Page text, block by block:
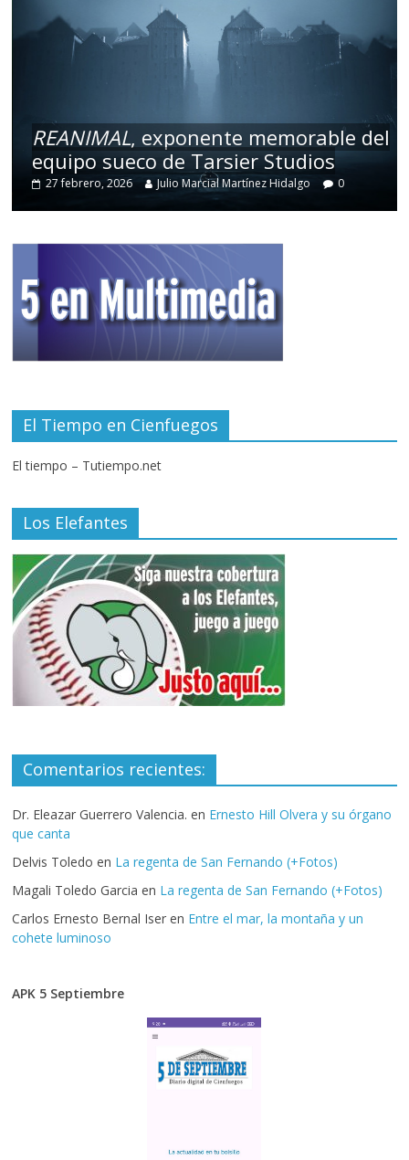
REANIMAL, exponente memorable del
equipo sueco de Tarsier Studios
27 febrero, 2026 Julio Marcial Martínez Hidalgo 0
El Tiempo en Cienfuegos
El tiempo – Tutiempo.net
Los Elefantes
Comentarios recientes:
Dr. Eleazar Guerrero Valencia. en Ernesto Hill Olvera y su órgano
que canta
Delvis Toledo en La regenta de San Fernando (+Fotos)
Magali Toledo Garcia en La regenta de San Fernando (+Fotos)
Carlos Ernesto Bernal Iser en Entre el mar, la montaña y un
cohete luminoso
APK 5 Septiembre